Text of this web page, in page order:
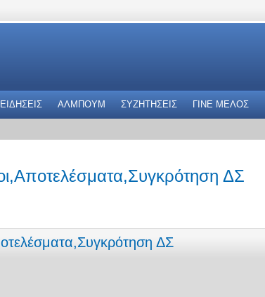
ΕΙΔΗΣΕΙΣ ΑΛΜΠΟΥΜ ΣΥΖΗΤΗΣΕΙΣ ΓΙΝΕ ΜΕΛΟΣ
ΔΣ
ΔΣ